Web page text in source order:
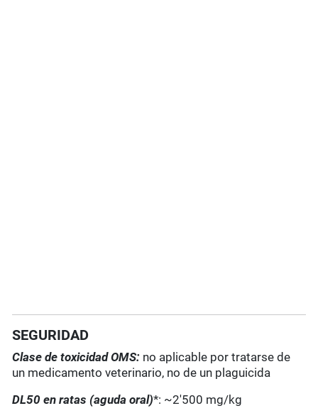
SEGURIDAD
Clase de toxicidad OMS: no aplicable por tratarse de
un medicamento veterinario, no de un plaguicida
DL50 en ratas (aguda oral)*: ~2'500 mg/kg